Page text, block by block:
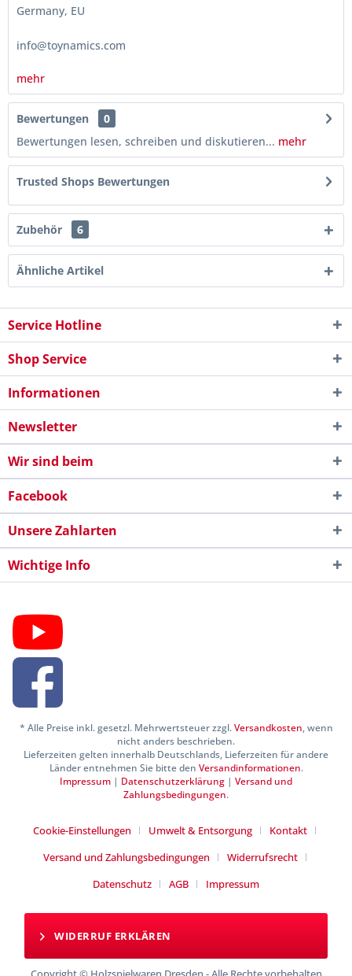
Germany, EU
info@toynamics.com
mehr
Bewertungen
0
Bewertungen lesen, schreiben und diskutieren... mehr
Trusted Shops Bewertungen
Zubehör 6
Ähnliche Artikel
Service Hotline
Shop Service
Informationen
Newsletter
Wir sind beim
Facebook
Unsere Zahlarten
Wichtige Info
* Alle Preise inkl. gesetzl. Mehrwertsteuer zzgl.Versandkosten, wenn
nicht anders beschrieben.
Lieferzeiten gelten innerhalb Deutschlands, Lieferzeiten für andere
Länder entnehmen Sie bitte den Versandinformationen.
Impressum | Datenschutzerklärung | Versand und
Zahlungsbedingungen.
Cookie-Einstellungen Umwelt & Entsorgung
Kontakt
Versand und Zahlungsbedingungen
Widerrufsrecht
Datenschutz
AGB Impressum
WIDERRUF ERKLÄREN